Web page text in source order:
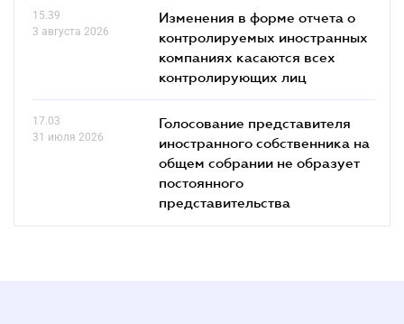
15.39
3 августа 2026
Изменения в форме отчета о
контролируемых иностранных
компаниях касаются всех
контролирующих лиц
17.03
31 июля 2026
Голосование представителя
иностранного собственника на
общем собрании не образует
постоянного
представительства